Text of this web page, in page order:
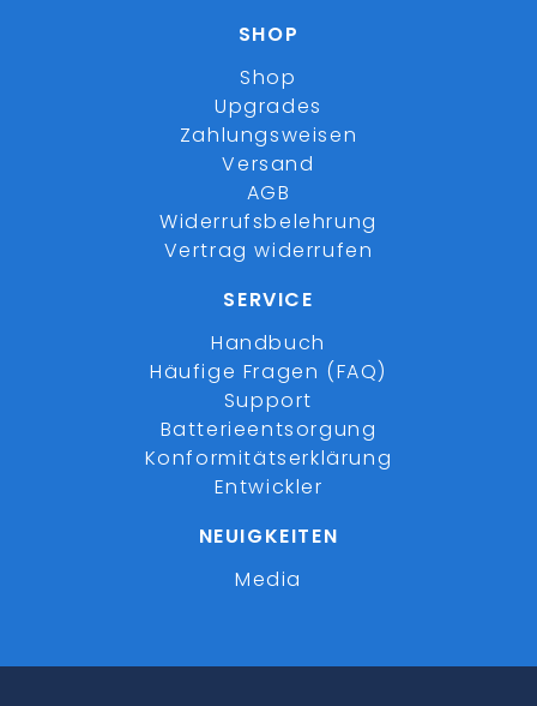
SHOP
Shop
Upgrades
Zahlungsweisen
Versand
AGB
Widerrufsbelehrung
Vertrag widerrufen
SERVICE
Handbuch
Häufige Fragen (FAQ)
Support
Batterieentsorgung
Konformitätserklärung
Entwickler
NEUIGKEITEN
Media